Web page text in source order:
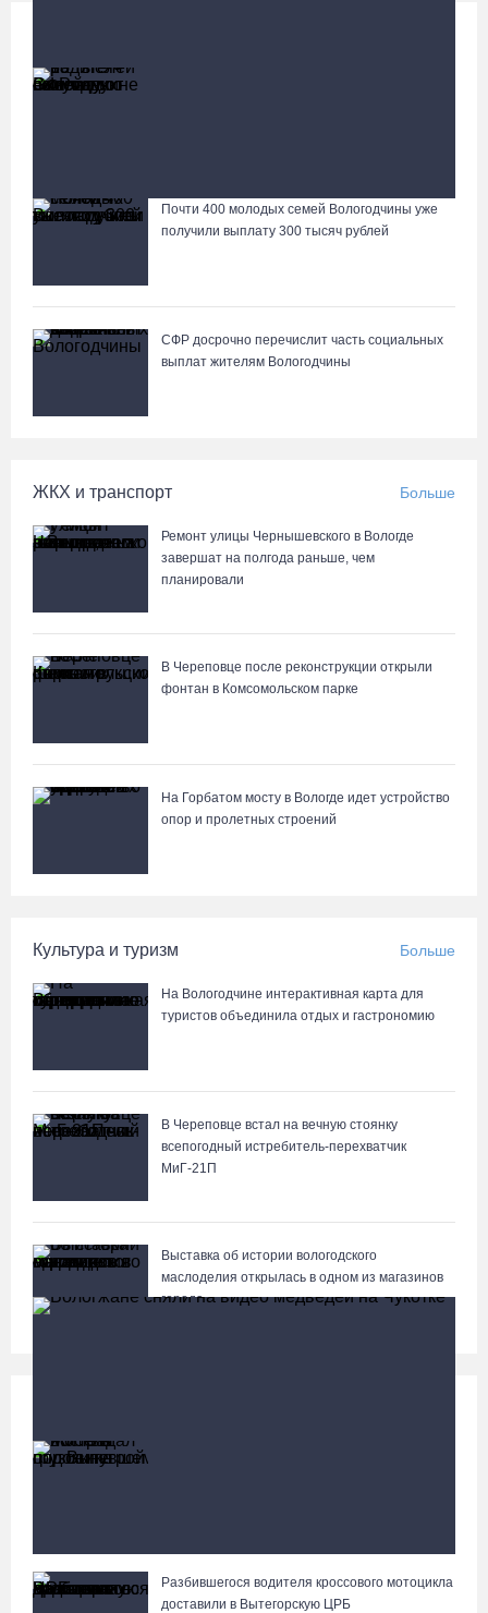
Лазерную проекцию на пешеходных переходах сделают в
Вологжане сняли на видео медведей на Чукотке
Почти 400 молодых семей Вологодчины уже
получили выплату 300 тысяч рублей
СФР досрочно перечислит часть социальных
выплат жителям Вологодчины
ЖКХ и транспорт Больше
Ремонт улицы Чернышевского в Вологде
завершат на полгода раньше, чем
планировали
В Череповце после реконструкции открыли
фонтан в Комсомольском парке
На Горбатом мосту в Вологде идет устройство
опор и пролетных строений
Культура и туризм Больше
На Вологодчине интерактивная карта для
туристов объединила отдых и гастрономию
В Череповце встал на вечную стоянку
всепогодный истребитель-перехватчик
МиГ‑21П
Выставка об истории вологодского
маслоделия открылась в одном из магазинов
города
Разбившегося водителя кроссового мотоцикла
доставили в Вытегорскую ЦРБ